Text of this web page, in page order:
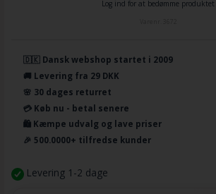
Log ind for at bedømme produktet
🇩🇰 Dansk webshop startet i 2009
🚚 Levering fra 29 DKK
🌸 30 dages returret
💳 Køb nu - betal senere
🛍️ Kæmpe udvalg og lave priser
🎉 500.0000+ tilfredse kunder
Levering 1-2 dage